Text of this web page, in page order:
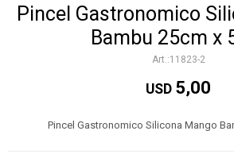
Pincel Gastronomico
Bambu 25cm x
11823-2
USD 5,00
Pincel Gastronomico Silicona Mango